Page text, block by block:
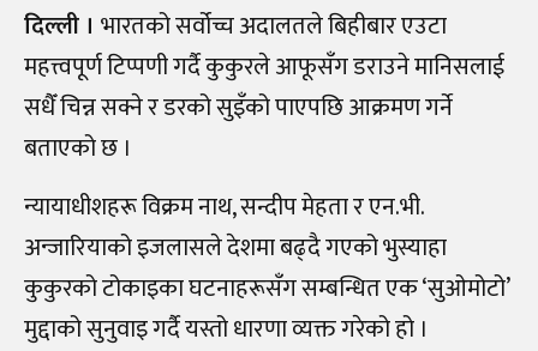
दिल्ली । भारतको सर्वोच्च अदालतले बिहीबार एउटा
महत्त्वपूर्ण टिप्पणी गर्दै कुकुरले आफूसँग डराउने मानिसलाई
सधैँ चिन्न सक्ने र डरको सुइँको पाएपछि आक्रमण गर्ने
बताएको छ ।
न्यायाधीशहरू विक्रम नाथ, सन्दीप मेहता र एन.भी.
अन्जारियाको इजलासले देशमा बढ्दै गएको भुस्याहा
कुकुरको टोकाइका घटनाहरूसँग सम्बन्धित एक ‘सुओमोटो’
मुद्दाको सुनुवाइ गर्दै यस्तो धारणा व्यक्त गरेको हो ।